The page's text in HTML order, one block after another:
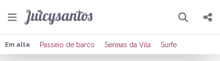
Pesquisar
Compartilhar
Em alta Passeio de barco Sereias da Vila Surfe